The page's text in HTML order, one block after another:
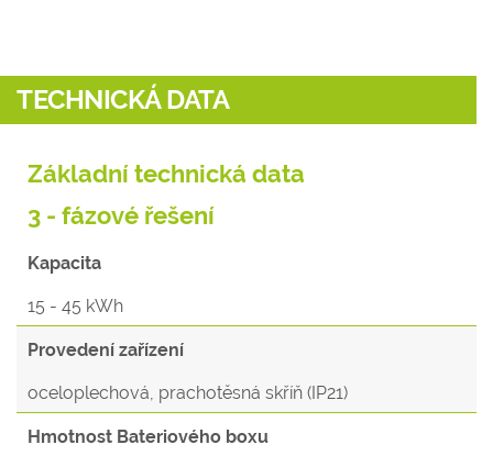
TECHNICKÁ DATA
Základní technická data
3 - fázové řešení
Kapacita
15 - 45 kWh
Provedení zařízení
oceloplechová, prachotěsná skříň (IP21)
Hmotnost Bateriového boxu